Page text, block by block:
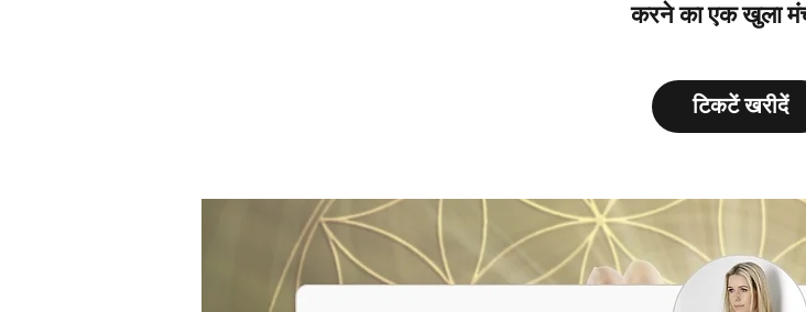
करने का एक खुला
टिकटें खरीदें